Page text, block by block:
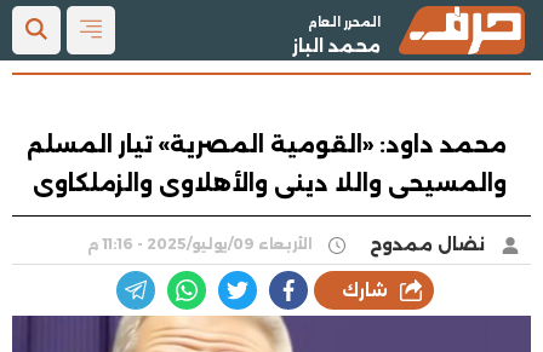
المحرر العام
محمد الباز
محمد داود: «القومية المصرية» تيار المسلم
والمسيحى واللا دينى والأهلاوى والزملكاوى
نضال ممدوح الأربعاء 09/يوليو/2025 - 11:16 م
شارك